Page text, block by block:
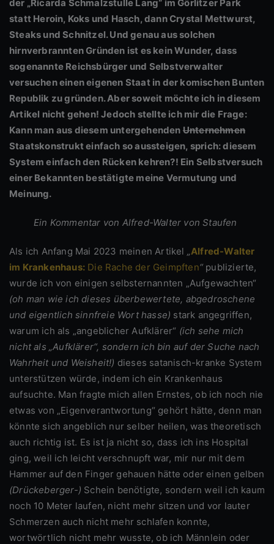
der „Ricarda Schmalzstulle Lang“ im Görlitzer Park
statt Heroin, Koks und Hasch, dann Crystal Mettwurst,
Steaks und Schnitzel. Und genau aus solchen
hirnverbrannten Gründen ist es kein Wunder, dass
sogenannte Reichsbürger und Selbstverwalter
versuchen einen eigenen Staat in der komischen Bunten
Republik zu gründen. Aber soweit möchte ich in diesem
Artikel nicht gehen! Jedoch stellte ich mir die Frage:
Kann man aus diesem untergehenden Unternehmen
Staatskonstrukt einfach so aussteigen, sprich: diesem
System einfach den Rücken kehren?! Ein Selbstversuch
einer Bekannten bestätigte meine Vermutung und
Meinung.
Ein Kommentar von Alfred-Walter von Staufen
Als ich Anfang Mai 2023 meinen Artikel „Alfred-Walter
im Krankenhaus: Die Rache der Geimpften“publizierte,
wurde ich von einigen selbsternannten „Aufgewachten“
(oh man wie ich dieses überbewertete, abgedroschene
und eigentlich sinnfreie Wort hasse) stark angegriffen,
warum ich als „angeblicher Aufklärer“ (ich sehe mich
nicht als „Aufklärer“, sondern ich bin auf der Suche nach
Wahrheit und Weisheit!) dieses satanisch-kranke System
unterstützen würde, indem ich ein Krankenhaus
aufsuchte. Man fragte mich allen Ernstes, ob ich noch nie
etwas von „Eigenverantwortung“ gehört hätte, denn man
könnte sich angeblich nur selber heilen, was theoretisch
auch richtig ist. Es ist ja nicht so, dass ich ins Hospital
ging, weil ich leicht verschnupft war, mir nur mit dem
Hammer auf den Finger gehauen hätte oder einen gelben
(Drückeberger-) Schein benötigte, sondern weil ich kaum
noch 10 Meter laufen, nicht mehr sitzen und vor lauter
Schmerzen auch nicht mehr schlafen konnte,
wortwörtlich nicht mehr wusste, ob ich Männlein oder